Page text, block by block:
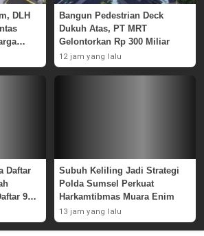
DLH
Bangun Pedestrian Deck
Dukuh Atas, PT MRT
Gelontorkan Rp 300 Miliar
12 jam yang lalu
Daftar
9
Subuh Keliling Jadi Strategi
Polda Sumsel Perkuat
Harkamtibmas Muara Enim
13 jam yang lalu